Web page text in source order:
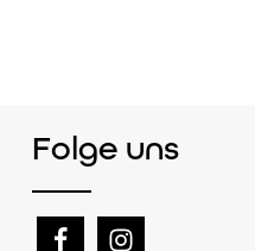
Folge uns